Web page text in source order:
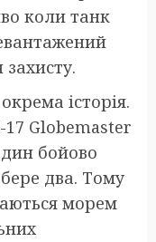
коли танк
історія.
Globemaster
бойово
два. Тому
морем